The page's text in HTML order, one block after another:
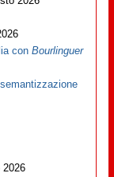
conBourlinguer
2026